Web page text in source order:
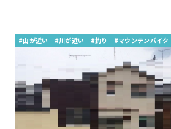
#山が近い #川が近い #釣り #マウンテンバイク